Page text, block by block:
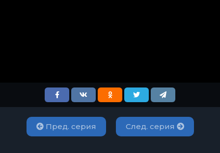
Пред. серия След. серия